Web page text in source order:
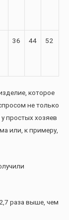
36 44 52
которое
не только
простых хозяев
или, к примеру,
раза выше, чем